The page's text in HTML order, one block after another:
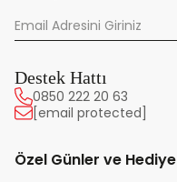
Destek Hattı
0850 222 20 63
[email protected]
Özel Günler ve Hediye